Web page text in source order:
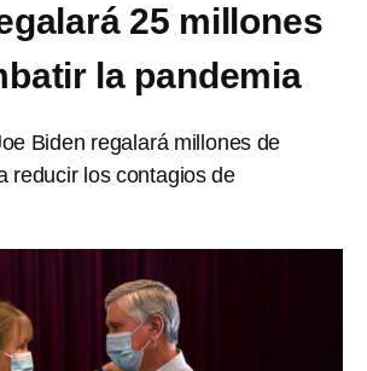
25 millones
la pandemia
Biden regalará millones de
reducir los contagios de